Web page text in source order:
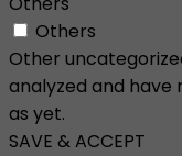
Others
Other
analyzed and
as yet.
SAVE & ACCEPT